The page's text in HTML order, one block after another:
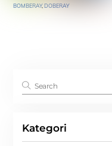
BOMBERAY,DOBERAY
Kategori